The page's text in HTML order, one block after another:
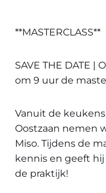
**MASTERCLASS**
SAVE THE DATE
om 9 uur de
Vanuit de
Oostzaan nemen
Miso. Tijdens de
kennis en geeft
de praktijk!